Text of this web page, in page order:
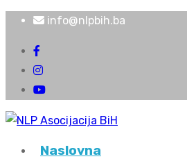
info@nlpbih.ba
Naslovna